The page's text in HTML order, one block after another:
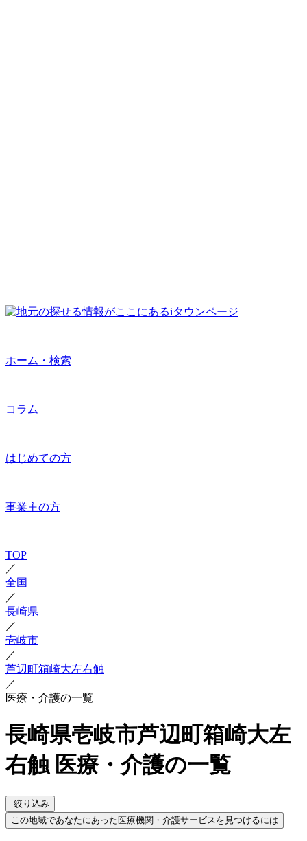
ホーム・検索
コラム
はじめての方
事業主の方
TOP
／
全国
／
長崎県
／
壱岐市
／
芦辺町箱崎大左右触
／
医療・介護の一覧
長崎県壱岐市芦辺町箱崎大左
右触 医療・介護の一覧
絞り込み
この地域であなたにあった医療機関・介護サービスを見つけるには